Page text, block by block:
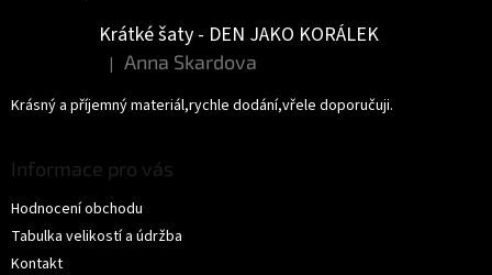
Krátké šaty - DEN JAKO KORÁLEK
Hodnocení produktu je 5 z 5 hvězdiček.
| Anna Skardova
Krásný a příjemný materiál,rychle dodání,vřele doporučuji.
Informace pro vás
Hodnocení obchodu
Tabulka velikostí a údržba
Kontakt